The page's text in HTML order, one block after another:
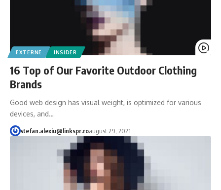
EXTERNE INSIDER
16 Top of Our Favorite Outdoor Clothing
Brands
Good web design has visual weight, is optimized for various
devices, and…
stefan.alexiu@linkspr.roaugust 29, 2021